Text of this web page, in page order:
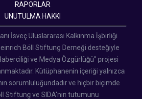
RAPORLAR
UNUTULMA HAKKI
İsveç Uluslararası Kalkınma İşbirliği
Böll Stiftung Derneği desteğiyle
ve Medya Özgürlüğü" projesi
Kütüphanenin içeriği yalnızca
sorumluluğundadır ve hiçbir biçimde
Stiftung ve SIDA'nın tutumunu